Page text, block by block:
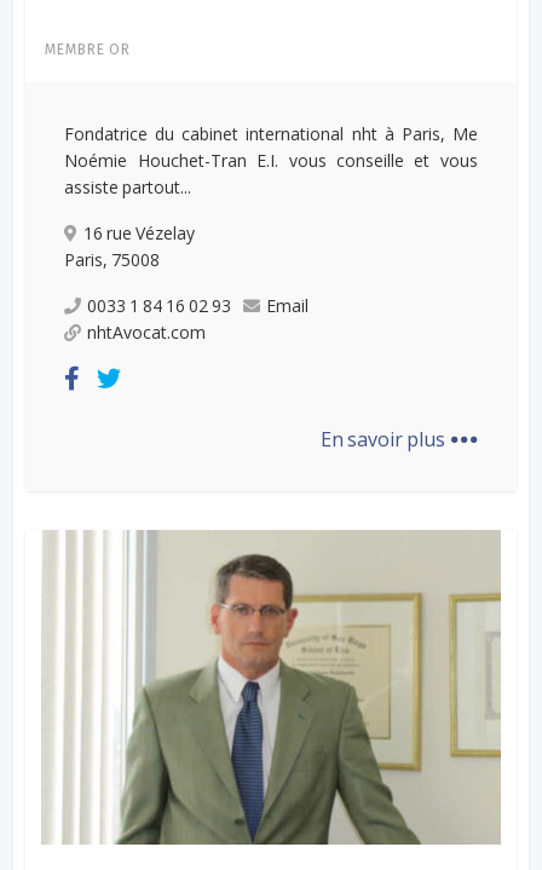
MEMBRE OR
Fondatrice du cabinet international nht à Paris, Me
Noémie Houchet-Tran E.I. vous conseille et vous
assiste partout...
16 rue Vézelay
Paris, 75008
0033 1 84 16 02 93
Email
nhtAvocat.com
En savoir plus ...